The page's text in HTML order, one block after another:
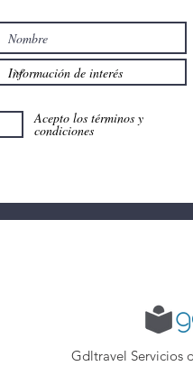
Acepto los términos y
condiciones
Gdltravel Servicios